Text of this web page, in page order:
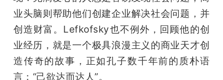
业头脑则帮助他们创建企业解决社会问题，并
创造财富。Lefkofsky也不例外，回顾他的创
业经历，就是一个极具浪漫主义的商业天才创
造传奇的故事，正如孔子数千年前的质朴语
言：“己欲达而达人”。